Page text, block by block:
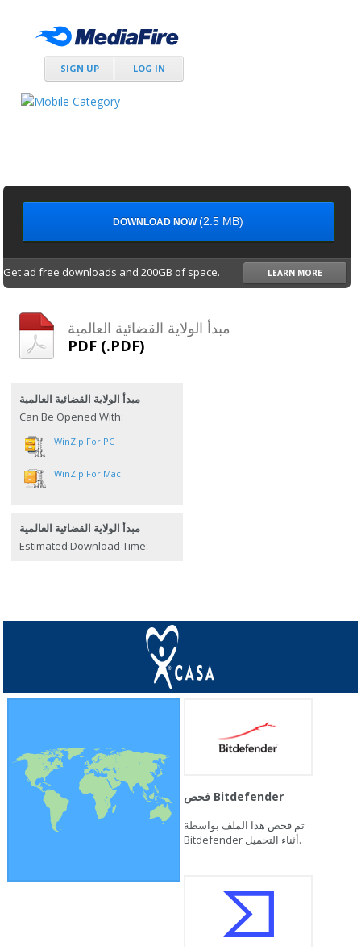
SIGN UP LOG IN
Get ad free downloads and 200GB of space. LEARN MORE
مبدأ الولاية القضائية العالمية
PDF (.PDF)
مبدأ الولاية القضائية العالمية
Can Be Opened With:
WinZip For PC
WinZip For Mac
مبدأ الولاية القضائية العالمية
Estimated Download Time:
DOWNLOAD NOW(2.5 MB)
فحص Bitdefender
تم فحص هذا الملف بواسطة
Bitdefender أثناء التحميل.